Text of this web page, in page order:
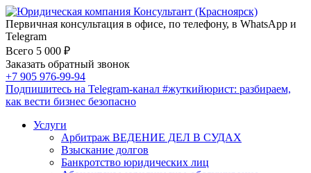
Первичная консультация в офисе, по телефону, в WhatsApp и
Telegram
Всего 5 000 ₽
Заказать обратный звонок
+7 905 976-99-94
Подпишитесь на Telegram-канал #жуткийюрист: разбираем,
как вести бизнес безопасно
Услуги
Арбитраж ВЕДЕНИЕ ДЕЛ В СУДАХ
Взыскание долгов
Банкротство юридических лиц